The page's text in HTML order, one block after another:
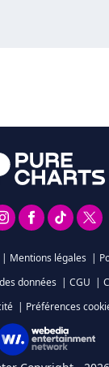
| Mentions légales |
données | CGU |
| Préférences